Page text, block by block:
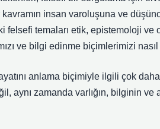
insan varoluşuna ve
felsefi temaları etik, epistemoloji
ve bilgi edinme biçimlerimizi
anlama biçimiyle ilgili çok
aynı zamanda varlığın, bilginin ve